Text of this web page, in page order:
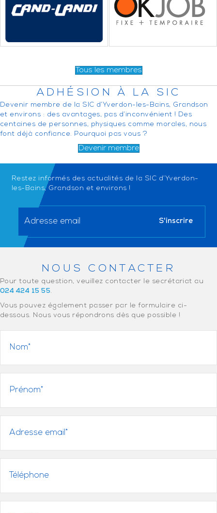
Tous les membres
ADHÉSION À LA SIC
Devenir membre de la SIC d’Yverdon-les-Bains, Grandson
et environs : des avantages, pas d’inconvénient ! Des
centaines de personnes, physiques comme morales, nous
font déjà confiance. Pourquoi pas vous ?
Devenir membre
Restez informés des actualités de la SIC d’Yverdon-
les-Bains, Grandson et environs !
NOUS CONTACTER
Pour toute question, veuillez contacter le secrétariat au
024 424 15 55.
Vous pouvez également passer par le formulaire ci-
dessous. Nous vous répondrons dès que possible !